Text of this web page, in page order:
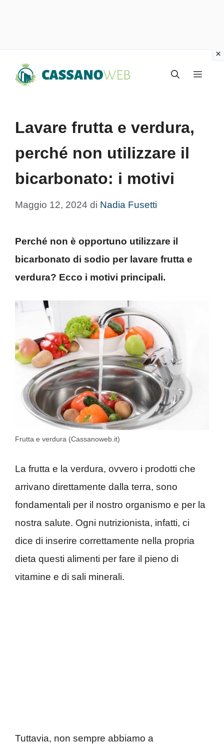
Menu
Lavare frutta e verdura,
perché non utilizzare il
bicarbonato: i motivi
Maggio 12, 2024 di Nadia Fusetti
Perché non è opportuno utilizzare il
bicarbonato di sodio per lavare frutta e
verdura? Ecco i motivi principali.
Frutta e verdura (Cassanoweb.it)
La frutta e la verdura, ovvero i prodotti che
arrivano direttamente dalla terra, sono
fondamentali per il nostro organismo e per la
nostra salute. Ogni nutrizionista, infatti, ci
dice di inserire correttamente nella propria
dieta questi alimenti per fare il pieno di
vitamine e di sali minerali.
Tuttavia, non sempre abbiamo a